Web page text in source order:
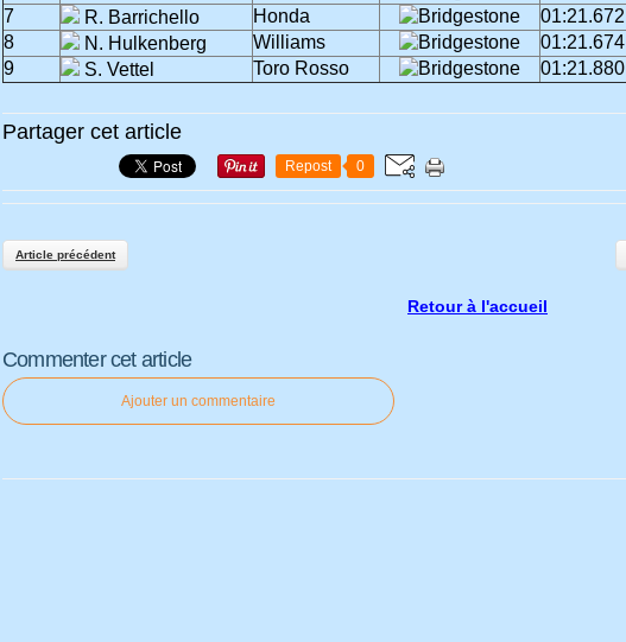
7
R. Barrichello Honda 01:21.672
8
N. Hulkenberg Williams 01:21.674
9
S. Vettel Toro Rosso 01:21.880
Partager cet article
Repost 0
Article précédent
Retour à l'accueil
Commenter cet article
Ajouter un commentaire